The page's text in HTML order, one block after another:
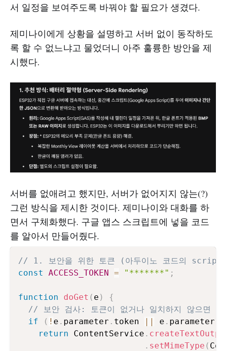
서 일정을 보여주도록 바꿔야 할 필요가 생겼다.
제미나이에게 상황을 설명하고 서버 없이 동작하도
록 할 수 없느냐고 물었더니 아주 훌륭한 방안을 제
시했다.
서버를 없애려고 했지만, 서버가 없어지지 않는(?)
그런 방식을 제시한 것이다. 제미나이와 대화를 하
면서 구체화했다. 구글 앱스 스크립트에 넣을 코드
를 알아서 만들어줬다.
// 1. 보안을 위한 토큰 (아두이노 코드의
const
ACCESS_TOKEN = "*******" ;
function doGet ( e )
{
// 보안 검사: 토큰이 없거나 일치하지 않으면 차
if
( ! e . parameter . token || e . parameter
return ContentService .
. setMimeType (